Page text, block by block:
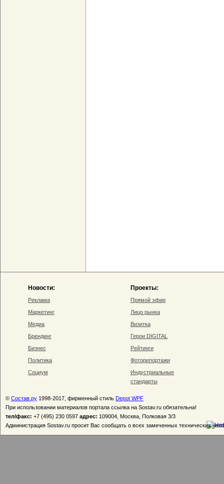
Новости:
Реклама
Маркетинг
Медиа
Брендинг
Бизнес
Политика
Социум
Проекты:
Прямой эфир
Лицо рынка
Визитка
Герои DIGITAL
Рейтинги
Фоторепортажи
Индустриальные
стандарты
© Состав.ру 1998-2017, фирменный стиль Depot WPF
При использовании материалов портала ссылка на Sostav.ru обязательна!
тел/факс: +7 (495) 230 0597 адрес: 109004, Москва, Полковая 3/3
Администрация Sostav.ru просит Вас сообщать о всех замеченных технических